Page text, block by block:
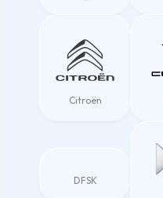
Citroën
DFSK